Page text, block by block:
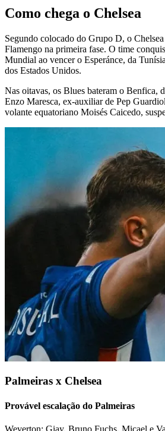
Como chega o Chelsea
Segundo colocado do Grupo D, o
Flamengo na primeira fase. O time
Mundial ao vencer o Esperánce, da
dos Estados Unidos.
Nas oitavas, os Blues bateram o Benfica,
Enzo Maresca, ex-auxiliar de Pep
volante equatoriano Moisés Caicedo,
Palmeiras x Chelsea
Provável escalação do Palmeiras
Weverton; Giay, Bruno Fuchs, Micael e